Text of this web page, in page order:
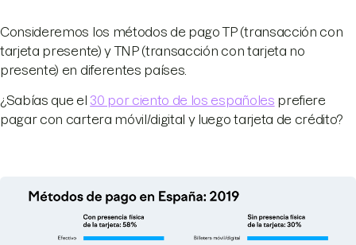
Consideremos los métodos de pago TP (transacción con
tarjeta presente) y TNP (transacción con tarjeta no
presente) en diferentes países.
¿Sabías que el 30 por ciento de los españoles prefiere
pagar con cartera móvil/digital y luego tarjeta de crédito?